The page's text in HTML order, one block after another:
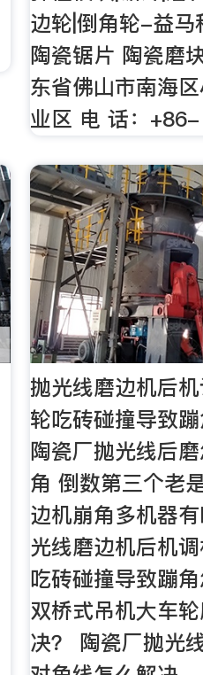
边轮|倒角轮-益马
陶瓷锯片 陶瓷磨
东省佛山市南海
业区 电 话：
抛光线磨边机后
轮吃砖碰撞导致
陶瓷厂抛光线后
角 倒数第三个老
边机崩角多机器
光线磨边机后机
吃砖碰撞导致蹦角
双桥式吊机大车
决？ 陶瓷厂抛光